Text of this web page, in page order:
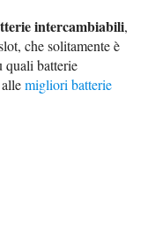
intercambiabili,
che solitamente è
quali batterie
allemigliori batterie